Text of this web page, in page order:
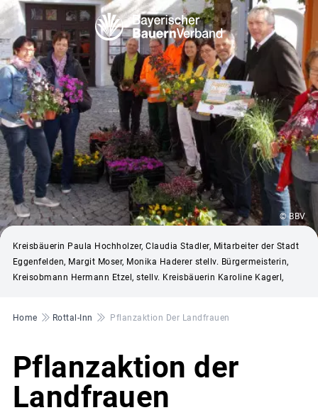
© BBV
Kreisbäuerin Paula Hochholzer, Claudia Stadler, Mitarbeiter der Stadt
Eggenfelden, Margit Moser, Monika Haderer stellv. Bürgermeisterin,
Kreisobmann Hermann Etzel, stellv. Kreisbäuerin Karoline Kagerl,
Pfadnavigation
Home Rottal-Inn Pflanzaktion Der Landfrauen
Pflanzaktion der
Landfrauen